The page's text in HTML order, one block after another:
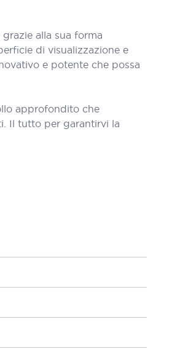
alla sua forma
di visualizzazione e
e potente che possa
approfondito che
Il tutto per garantirvi la